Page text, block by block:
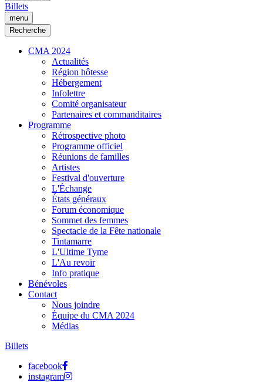
Billets
menu
Recherche
CMA 2024
Actualités
Région hôtesse
Hébergement
Infolettre
Comité organisateur
Partenaires et commanditaires
Programme
Rétrospective photo
Programme officiel
Réunions de familles
Artistes
Festival d'ouverture
L'Échange
États généraux
Forum économique
Sommet des femmes
Spectacle de la Fête nationale
Tintamarre
L'Ultime Tyme
L'Au revoir
Info pratique
Bénévoles
Contact
Nous joindre
Équipe du CMA 2024
Médias
Billets
facebook
instagram